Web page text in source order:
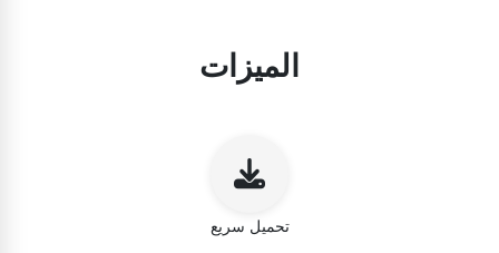
الميزات
تحميل سريع